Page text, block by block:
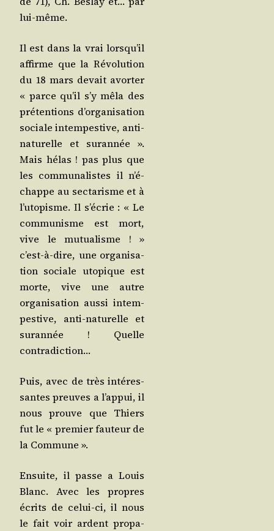
lui-même.
Il est dans la vrai lors­qu’il
affirme que la Révo­lu­tion
du 18 mars devait avor­ter
« parce qu’il s’y mêla des
pré­ten­tions d’or­ga­ni­sa­tion
sociale intem­pes­tive, anti-
natu­relle et sur­an­née ».
Mais hélas ! pas plus que
les com­mu­na­listes il n’é­
chappe au sec­ta­risme et à
l’u­to­pisme. Il s’é­crie : « Le
com­mu­nisme est mort,
vive le mutua­lisme ! »
c’est-à-dire, une orga­ni­sa­
tion sociale uto­pique est
morte, vive une autre
orga­ni­sa­tion aus­si intem­
pes­tive, anti-natu­relle et
sur­an­née ! Quelle
contradiction…
Puis, avec de très inté­res­
santes preuves a l’ap­pui, il
nous prouve que Thiers
fut le « pre­mier fau­teur de
la Commune ».
Ensuite, il passe a Louis
Blanc. Avec les propres
écrits de celui-ci, il nous
le fait voir ardent pro­pa­